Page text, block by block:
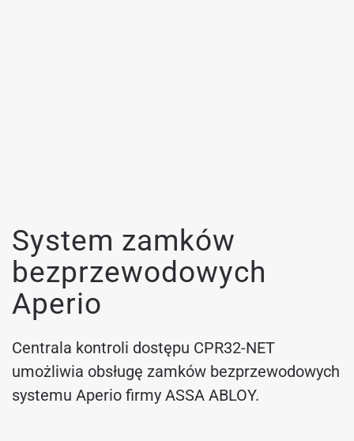
System zamków
bezprzewodowych
Aperio
Centrala kontroli dostępu CPR32-NET
umożliwia obsługę zamków bezprzewodowych
systemu Aperio firmy ASSA ABLOY.